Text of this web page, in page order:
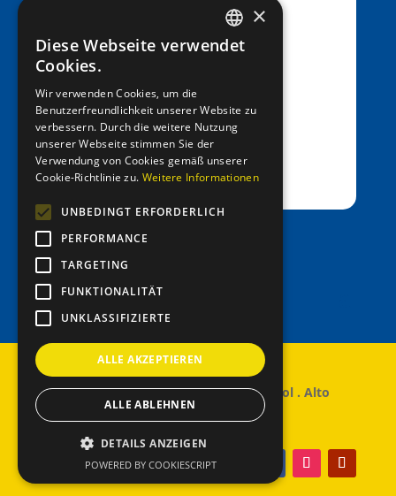
Fil.: Rennweg 42, 39012 Meran/o
IBAN: IT39C0811258591000303200680
SWIFT-BIC: RZSBIT21101
office@entenrennen.it
© 2024 – Copyright Entenrennen Südtirol . Alto
Adige
GERMAN
×
Diese Webseite verwendet
Cookies.
Wir verwenden Cookies, um die
Benutzerfreundlichkeit unserer Website zu
verbessern. Durch die weitere Nutzung
unserer Webseite stimmen Sie der
Verwendung von Cookies gemäß unserer
Cookie-Richtlinie zu. Weitere Informationen
UNBEDINGT ERFORDERLICH
PERFORMANCE
TARGETING
FUNKTIONALITÄT
UNKLASSIFIZIERTE
ALLE AKZEPTIEREN
ALLE ABLEHNEN
DETAILS ANZEIGEN
POWERED BY COOKIESCRIPT